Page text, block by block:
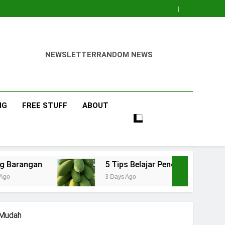
NEWSLETTERRANDOM NEWS
FREE STUFF ABOUT
5 Tips Belajar Pengetahuan Baru Bidang
3 Days Ago